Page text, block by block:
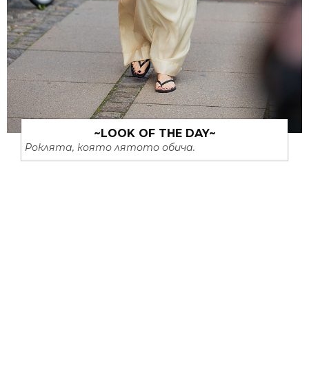
~LOOK OF THE DAY~
Роклята, която лятото обича.